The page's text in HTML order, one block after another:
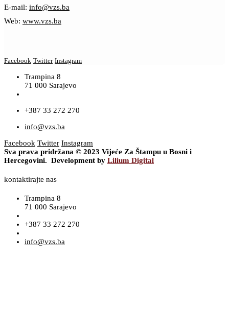
E-mail: info@vzs.ba
Web: www.vzs.ba
Facebook Twitter Instagram
Trampina 8
71 000 Sarajevo
+387 33 272 270
info@vzs.ba
Facebook Twitter Instagram
Sva prava pridržana © 2023 Vijeće Za Štampu u Bosni i
Hercegovini. Development by Lilium Digital
kontaktirajte nas
Trampina 8
71 000 Sarajevo
+387 33 272 270
info@vzs.ba